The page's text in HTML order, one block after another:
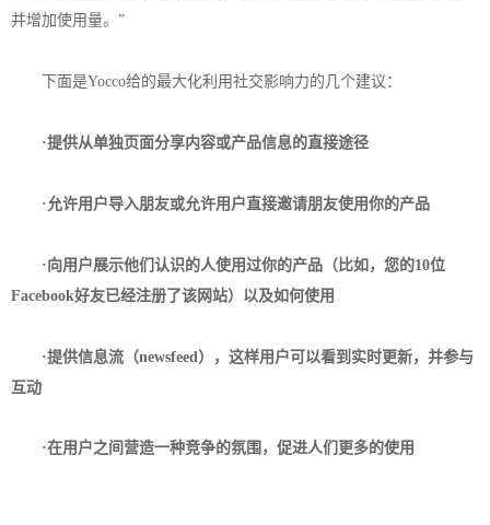
并增加使用量。”
下面是Yocco给的最大化利用社交影响力的几个建议：
·提供从单独页面分享内容或产品信息的直接途径
·允许用户导入朋友或允许用户直接邀请朋友使用你的产品
·向用户展示他们认识的人使用过你的产品（比如，您的10位
Facebook好友已经注册了该网站）以及如何使用
·提供信息流（newsfeed），这样用户可以看到实时更新，并参与
互动
·在用户之间营造一种竞争的氛围，促进人们更多的使用